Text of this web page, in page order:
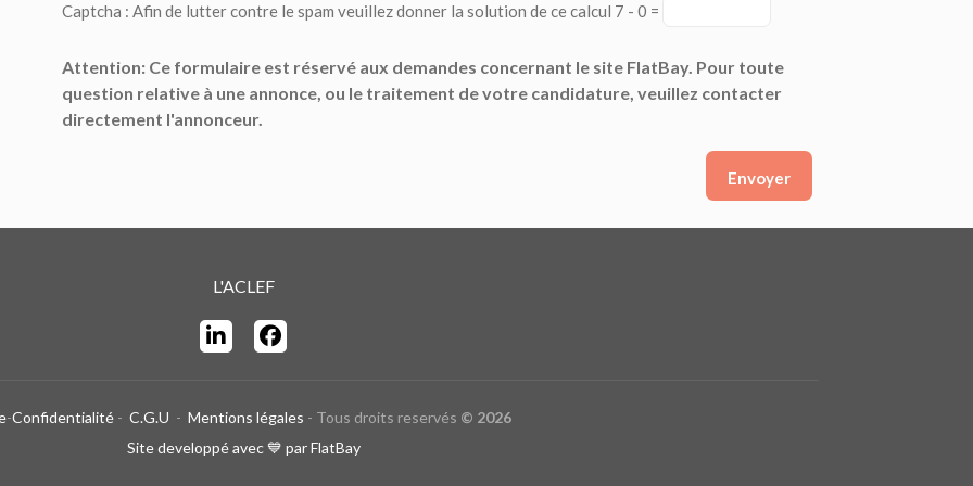
Captcha : Afin de lutter contre le spam veuillez donner la solution de ce calcul 7 - 0 =
Attention: Ce formulaire est réservé aux demandes concernant le site FlatBay. Pour toute
question relative à une annonce, ou le traitement de votre candidature, veuillez contacter
directement l'annonceur.
L'ACLEF
-Confidentialité - C.G.U - Mentions légales - Tous droits reservés © 2026
Site developpé avec 💙 par FlatBay